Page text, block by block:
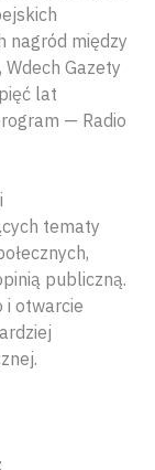
nagród między
Gazety
lat
— Radio
tematy
publiczną.
i otwarcie